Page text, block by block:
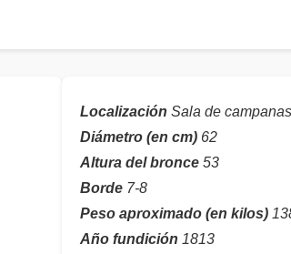
Localización Sala de
Diámetro (en cm) 62
Altura del bronce 53
Borde 7-8
Peso aproximado (en kilos)
Año fundición 1813